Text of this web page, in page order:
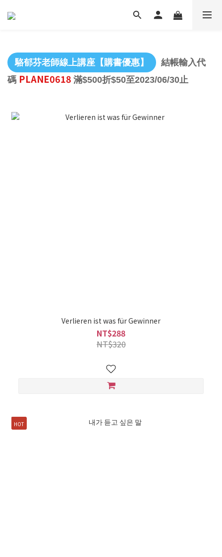
駱郁芬老師線上講座【購書優惠】
結帳輸入代
碼 PLANE0618 滿$500折$50至2023/06/30止
Verlieren ist was für Gewinner
NT$288
NT$320
HOT